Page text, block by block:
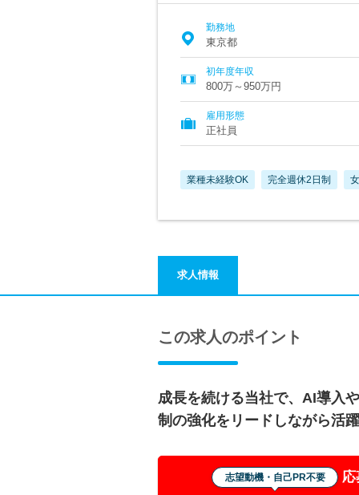
勤務地
東京都
初年度年収
800万～950万円
雇用形態
正社員
業種未経験OK 完全週休2日制
求人情報
この求人のポイント
成長を続ける当社で、AI導入
制の強化をリードしながら活
志望動機・自己PR不要